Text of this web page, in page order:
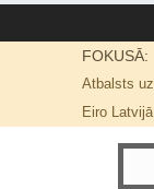
FOKUSĀ:
Atbalsts
Eiro Latvijā